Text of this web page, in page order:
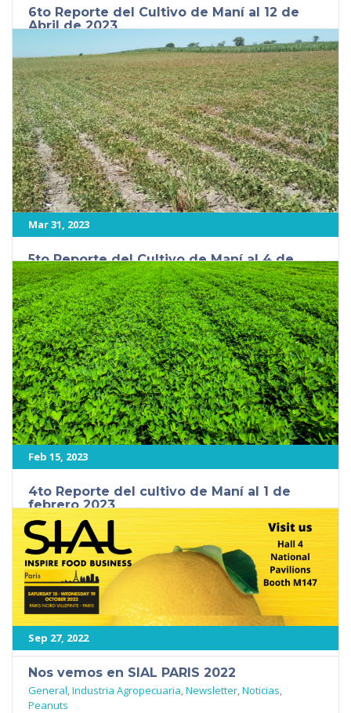
6to Reporte del Cultivo de Maní al 12 de
Abril de 2023
Industria Agropecuaria Newsletter,Noticias,
Peanuts
6to Reporte del Cultivo de Maní al 12 de Abril de 2023 Visión
general 6to Reporte del Cultivo de Maní La [...]
512
Mar 31, 2023
5to Reporte del Cultivo de Maní al 4 de
marzo de 2023
General,Industria Agropecuaria,Noticias,Peanuts
5to Reporte del Cultivo de Maní al 4 de marzo de 2023 Visión
General 5to Reporte del Cultivo El estado [...]
478
Feb 15, 2023
4to Reporte del cultivo de Maní al 1 de
febrero 2023
General,Industria Agropecuaria Newsletter Noticias,
Peanuts
4to Reporte del cultivo de Maní al 1 de febrero 2023 4to
Reporte del cultivo de Maní Visión General 4to [...]
Sep 27, 2022
Nos vemos en SIAL PARIS 2022
General Industria Agropecuaria Newsletter Noticias
Peanuts